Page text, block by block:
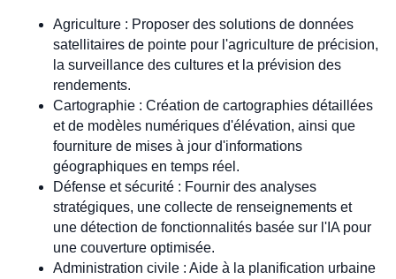
Agriculture : Proposer des solutions de données
satellitaires de pointe pour l'agriculture de précision,
la surveillance des cultures et la prévision des
rendements.
Cartographie : Création de cartographies détaillées
et de modèles numériques d'élévation, ainsi que
fourniture de mises à jour d'informations
géographiques en temps réel.
Défense et sécurité : Fournir des analyses
stratégiques, une collecte de renseignements et
une détection de fonctionnalités basée sur l'IA pour
une couverture optimisée.
Administration civile : Aide à la planification urbaine